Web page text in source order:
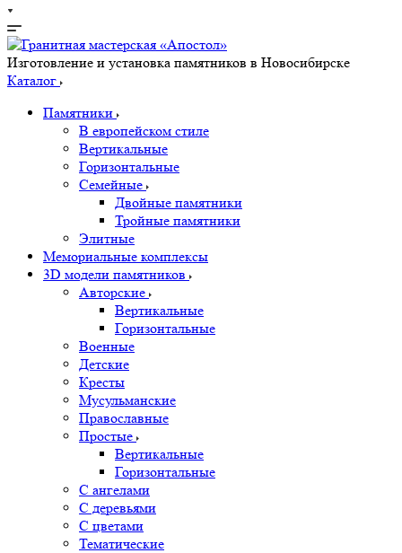
Изготовление и установка памятников в Новосибирске
Каталог
Памятники
В европейском стиле
Вертикальные
Горизонтальные
Семейные
Двойные памятники
Тройные памятники
Элитные
Мемориальные комплексы
3D модели памятников
Авторские
Вертикальные
Горизонтальные
Военные
Детские
Кресты
Мусульманские
Православные
Простые
Вертикальные
Горизонтальные
С ангелами
С деревьями
С цветами
Тематические